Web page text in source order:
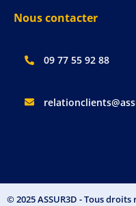
Nous contacter
09 77 55 92 88
© 2025 ASSUR3D - Tous droits